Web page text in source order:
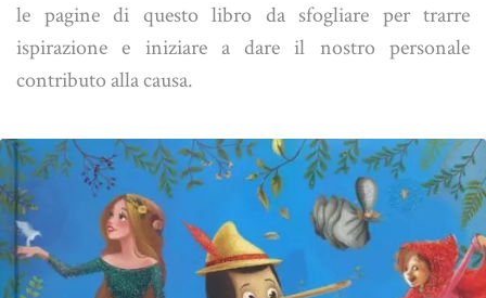
le pagine di questo libro da sfogliare per trarre
ispirazione e iniziare a dare il nostro personale
contributo alla causa.